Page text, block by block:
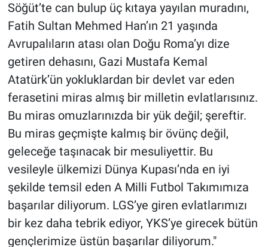
Söğüt’te can bulup üç kıtaya yayılan muradını,
Fatih Sultan Mehmed Han’ın 21 yaşında
Avrupalıların atası olan Doğu Roma’yı dize
getiren dehasını, Gazi Mustafa Kemal
Atatürk’ün yokluklardan bir devlet var eden
ferasetini miras almış bir milletin evlatlarısınız.
Bu miras omuzlarınızda bir yük değil; şereftir.
Bu miras geçmişte kalmış bir övünç değil,
geleceğe taşınacak bir mesuliyettir. Bu
vesileyle ülkemizi Dünya Kupası’nda en iyi
şekilde temsil eden A Milli Futbol Takımımıza
başarılar diliyorum. LGS’ye giren evlatlarımızı
bir kez daha tebrik ediyor, YKS’ye girecek bütün
gençlerimize üstün başarılar diliyorum."